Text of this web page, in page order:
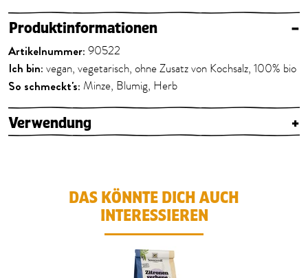
Produktinformationen –
Artikelnummer: 90522
Ich bin: vegan, vegetarisch, ohne Zusatz von Kochsalz, 100% bio
So schmeckt's: Minze, Blumig, Herb
Verwendung +
DAS KÖNNTE DICH AUCH
INTERESSIEREN